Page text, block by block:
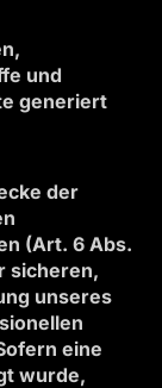
und
generiert
der
(Art. 6 Abs.
sicheren,
unseres
eine
wurde,